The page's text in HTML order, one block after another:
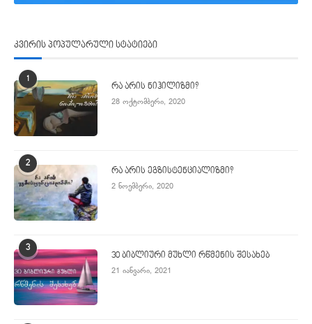
კვირის პოპულარული სტატიები
1
რა არის ნიჰილიზმი?
28 ოქტომბერი, 2020
2
რა არის ეგზისტენციალიზმი?
2 ნოემბერი, 2020
3
30 ბიბლიური მუხლი რწმენის შესახებ
21 იანვარი, 2021